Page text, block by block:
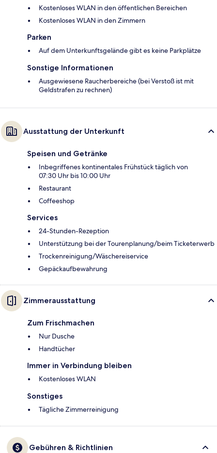
Kostenloses WLAN in den öffentlichen Bereichen
Kostenloses WLAN in den Zimmern
Parken
Auf dem Unterkunftsgelände gibt es keine Parkplätze
Sonstige Informationen
Ausgewiesene Raucherbereiche (bei Verstoß ist mit
Geldstrafen zu rechnen)
Ausstattung der Unterkunft
Speisen und Getränke
Inbegriffenes kontinentales Frühstück täglich von
07:30 Uhr bis 10:00 Uhr
Restaurant
Coffeeshop
Services
24-Stunden-Rezeption
Unterstützung bei der Tourenplanung/beim Ticketerwerb
Trockenreinigung/Wäschereiservice
Gepäckaufbewahrung
Zimmerausstattung
Zum Frischmachen
Nur Dusche
Handtücher
Immer in Verbindung bleiben
Kostenloses WLAN
Sonstiges
Tägliche Zimmerreinigung
Gebühren & Richtlinien